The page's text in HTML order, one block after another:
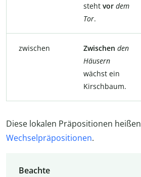
steht vor dem
Tor.
zwischen Zwischen den
Häusern
wächst ein
Kirschbaum.
Diese lokalen Präpositionen heißen
Wechselpräpositionen.
Beachte